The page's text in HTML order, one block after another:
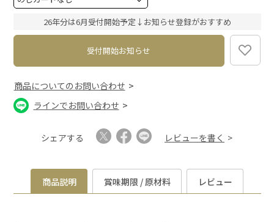
必
須
26年分は6月受付開始予定↓お知らせ登録がおすすめ
受付開始お知らせ
商品についてのお問い合わせ
ラインでお問い合わせ
シェアする レビューを書く
商品説明 賞味期限 / 原材料 レビュー